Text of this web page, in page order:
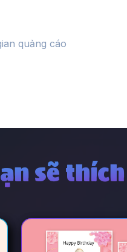
sẽ thích